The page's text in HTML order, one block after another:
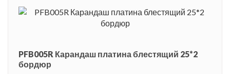
PFB005R Карандаш платина блестящий 25*2
бордюр